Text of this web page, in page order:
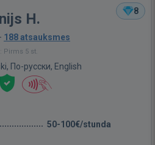
8
H.
· 188 atsauksmes
Pirms 5 st.
По-русски, English
50-100€/stunda